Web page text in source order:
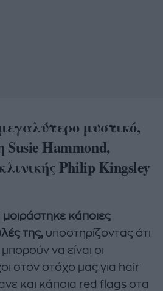
μυστικό,
Hammond,
Philip Kingsley
κάποιες
της, υποστηρίζοντας ότι
να είναι οι
στον στόχο μας για hair
και κάποια red flags στα